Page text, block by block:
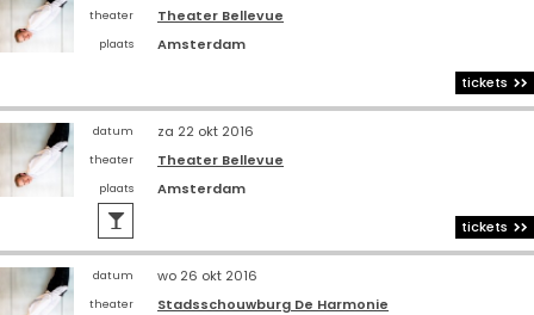
theater Theater Bellevue
plaats
Amsterdam
tickets
datum za 22 okt 2016
theater Theater Bellevue
plaats Amsterdam
 tickets
datum wo 26 okt 2016
theater Stadsschouwburg De Harmonie